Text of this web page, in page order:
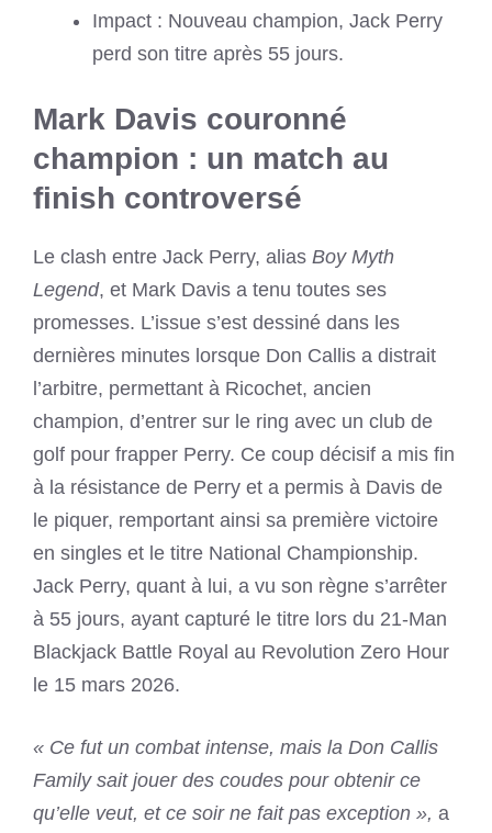
Impact : Nouveau champion, Jack Perry
perd son titre après 55 jours.
Mark Davis couronné
champion : un match au
finish controversé
Le clash entre Jack Perry, alias Boy Myth
Legend, et Mark Davis a tenu toutes ses
promesses. L’issue s’est dessiné dans les
dernières minutes lorsque Don Callis a distrait
l’arbitre, permettant à Ricochet, ancien
champion, d’entrer sur le ring avec un club de
golf pour frapper Perry. Ce coup décisif a mis fin
à la résistance de Perry et a permis à Davis de
le piquer, remportant ainsi sa première victoire
en singles et le titre National Championship.
Jack Perry, quant à lui, a vu son règne s’arrêter
à 55 jours, ayant capturé le titre lors du 21-Man
Blackjack Battle Royal au Revolution Zero Hour
le 15 mars 2026.
« Ce fut un combat intense, mais la Don Callis
Family sait jouer des coudes pour obtenir ce
qu’elle veut, et ce soir ne fait pas exception », a